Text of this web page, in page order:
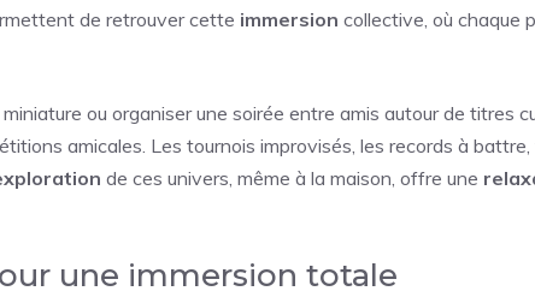
de retrouver cette immersion collective, où chaque
ou organiser une soirée entre amis autour de titres
amicales. Les tournois improvisés, les records à
de ces univers, même à la maison, offre une
une immersion totale